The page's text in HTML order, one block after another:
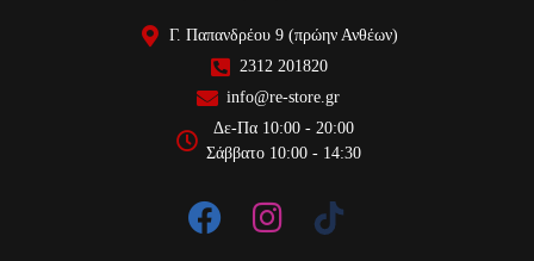
Γ. Παπανδρέου 9 (πρώην Ανθέων)
2312 201820
info@re-store.gr
Δε-Πα 10:00 - 20:00
Σάββατο 10:00 - 14:30